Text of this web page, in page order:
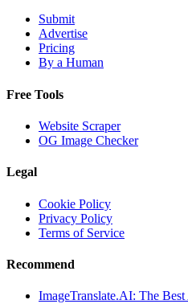
Submit
Advertise
Pricing
By a Human
Free Tools
Website Scraper
OG Image Checker
Legal
Cookie Policy
Privacy Policy
Terms of Service
Recommend
ImageTranslate.AI: The